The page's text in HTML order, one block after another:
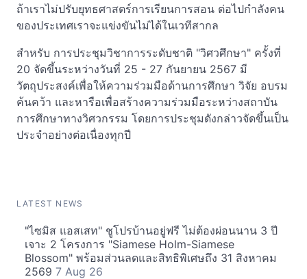
ถ้าเราไม่ปรับยุทธศาสตร์การเรียนการสอน ต่อไปกำลังคน
ของประเทศเราจะแข่งขันไม่ได้ในเวทีสากล
สำหรับ การประชุมวิชาการระดับชาติ "วิศวศึกษา" ครั้งที่
20 จัดขึ้นระหว่างวันที่ 25 - 27 กันยายน 2567 มี
วัตถุประสงค์เพื่อให้ความร่วมมือด้านการศึกษา วิจัย อบรม
ค้นคว้า และหารือเพื่อสร้างความร่วมมือระหว่างสถาบัน
การศึกษาทางวิศวกรรม โดยการประชุมดังกล่าวจัดขึ้นเป็น
ประจำอย่างต่อเนื่องทุกปี
LATEST NEWS
"ไซมิส แอสเสท" ชูโปรบ้านอยู่ฟรี ไม่ต้องผ่อนนาน 3 ปี
เจาะ 2 โครงการ "Siamese Holm-Siamese
Blossom" พร้อมส่วนลดและสิทธิพิเศษถึง 31 สิงหาคม
2569 7 Aug 26